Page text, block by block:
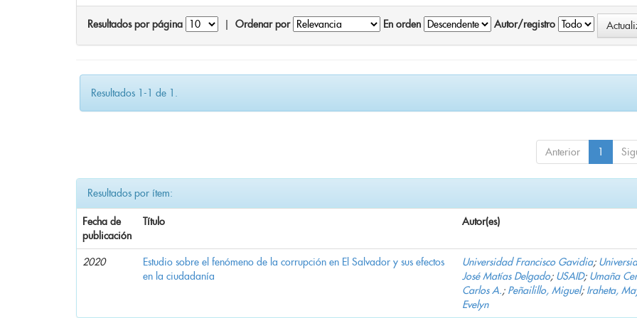
Resultados por página Ordenar por En orden Autor/registro
Resultados 1-1 de 1.
Anterior 1
Resultados por ítem:
Fecha de
publicación
Título Autor(es)
2020
Estudio sobre el fenómeno de la corrupción en El Salvador y sus efectos
en la ciudadanía
Universidad Francisco Gavidia;
José Matías Delgado; USAID; Umaña
Carlos A.; Peñailillo, Miguel; Iraheta,
Evelyn